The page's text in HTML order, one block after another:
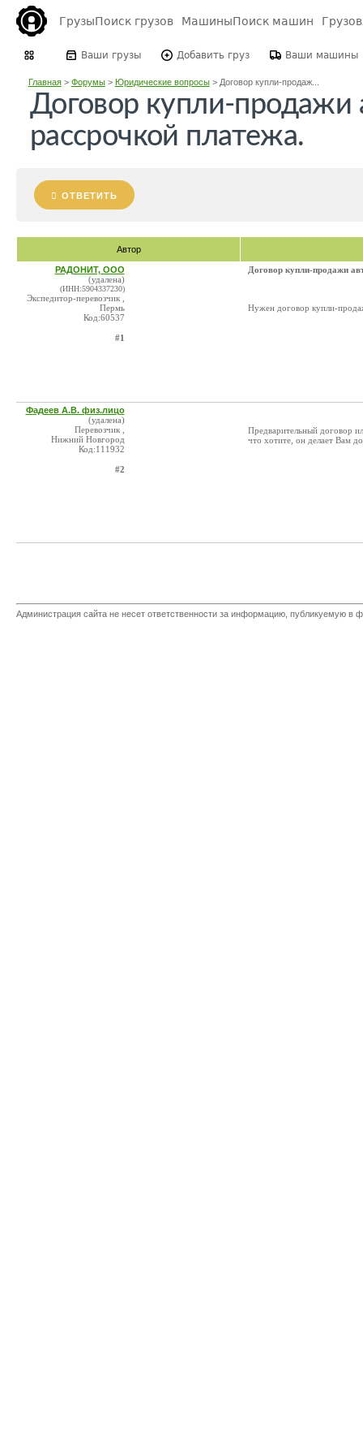
ГрузыПоиск грузов МашиныПоиск машин
Ваши грузы Добавить груз Ваши машины
Главная> Форумы> Юридические вопросы> Договор купли-продаж...
Договор купли-продажи
рассрочкой платежа.
ОТВЕТИТЬ
Автор
РАДОНИТ, ООО
(удалена)
(ИНН:5904337230)
Экспедитор-перевозчик ,
Пермь
Код:60537
#1
Договор купли-продажи
Нужен договор купли-
Фадеев А.В. физ.лицо
(удалена)
Перевозчик ,
Нижний Новгород
Код:111932
#2
Предварительный договор
что хотите, он делает Вам
Администрация сайта не несет ответственности за информацию, публикуемую